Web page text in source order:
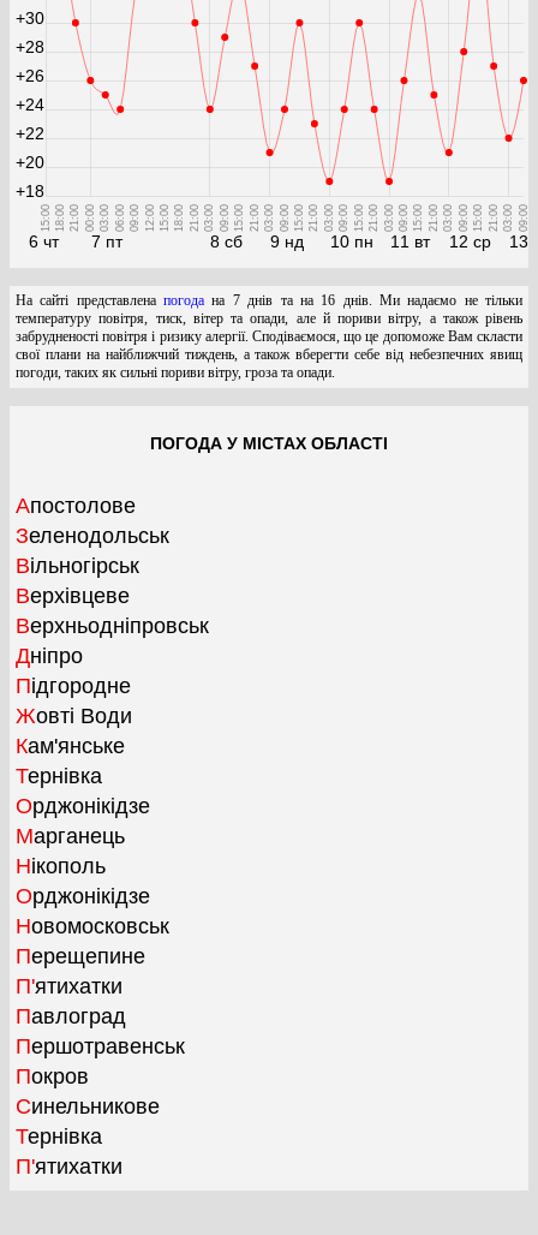
6 чт
15:00 18:00 21:00
7 пт
00:00 03:00 06:00 09:00 12:00 15:00 18:00 21:00
8 сб
03:00 09:00 15:00 21:00
9 нд
03:00 09:00 15:00 21:00
10 пн
03:00 09:00 15:00 21:00
11 вт
03:00 09:00 15:00 21:00
12 ср
03:00 09:00 15:00 21:00
13
03:00 09:00
+18
+20
+22
+24
+26
+28
+30
На сайті представленапогода на 7 днів та на 16 днів. Ми надаємо не тільки
температуру повітря, тиск, вітер та опади, але й пориви вітру, а також рівень
забрудненості повітря і ризику алергії. Сподіваємося, що це допоможе Вам скласти
свої плани на найближчий тиждень, а також вберегти себе від небезпечних явищ
погоди, таких як сильні пориви вітру, гроза та опади.
ПОГОДА У МІСТАХ ОБЛАСТІ
Апостолове
Зеленодольськ
Вільногірськ
Верхівцеве
Верхньодніпровськ
Дніпро
Підгородне
Жовті Води
Кам'янське
Тернівка
Орджонікідзе
Марганець
Нікополь
Орджонікідзе
Новомосковськ
Перещепине
П'ятихатки
Павлоград
Першотравенськ
Покров
Синельникове
Тернівка
П'ятихатки